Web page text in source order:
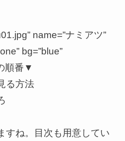
name=”ナミアツ”
bg=”blue”
順番▼
る方法
すね。目次も用意してい